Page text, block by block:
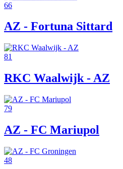
66
AZ - Fortuna Sittard
81
RKC Waalwijk - AZ
79
AZ - FC Mariupol
48